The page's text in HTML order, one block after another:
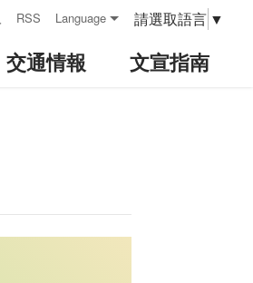
RSS Language 請選取語言 ▼
交通情報 文宣指南